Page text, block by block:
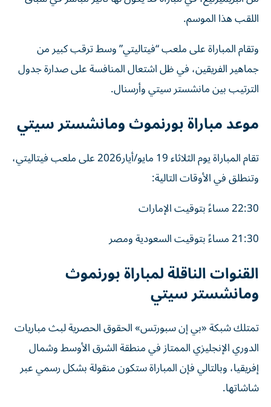
اللقب هذا الموسم.
وتقام المباراة على ملعب “فيتاليتي” وسط ترقب كبير من
جماهير الفريقين، في ظل اشتعال المنافسة على صدارة جدول
الترتيب بين مانشستر سيتي وأرسنال.
موعد مباراة بورنموث ومانشستر سيتي
تقام المباراة يوم الثلاثاء 19 مايو/أيار2026 على ملعب فيتاليتي،
وتنطلق في الأوقات التالية:
22:30 مساءً بتوقيت الإمارات
21:30 مساءً بتوقيت السعودية ومصر
القنوات الناقلة لمباراة بورنموث
ومانشستر سيتي
تمتلك شبكة «بي إن سبورتس» الحقوق الحصرية لبث مباريات
الدوري الإنجليزي الممتاز في منطقة الشرق الأوسط وشمال
إفريقيا، وبالتالي فإن المباراة ستكون منقولة بشكل رسمي عبر
شاشاتها.